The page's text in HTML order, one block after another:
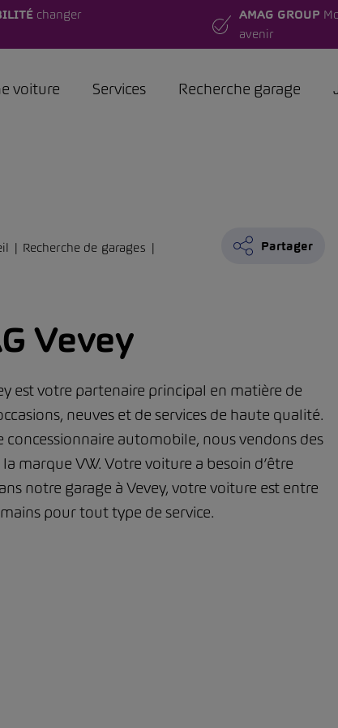
changer
AMAG GROUP
avenir
voiture Services Recherche garage
Recherche de garages
Partager
Vevey
est votre partenaire principal en matière de
neuves et de services de haute qualité.
concessionnaire automobile, nous vendons des
marque VW. Votre voiture a besoin d’être
notre garage à Vevey, votre voiture est entre
pour tout type de service.